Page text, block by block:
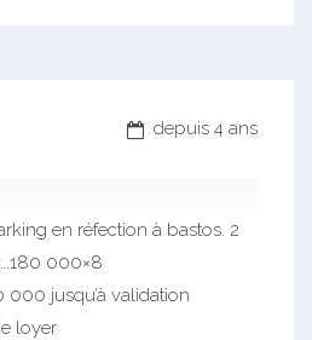
depuis 4 ans
en réfection à bastos. 2
000×8
000 jusqu’à validation
loyer